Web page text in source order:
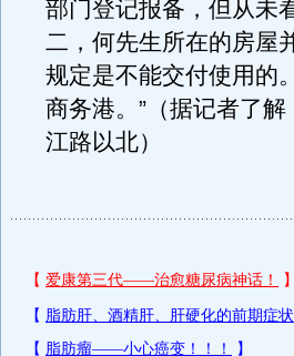
部门登记报备，但从未
二，何先生所在的房屋
规定是不能交付使用的
商务港。”（据记者了
江路以北）